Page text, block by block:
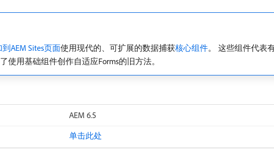
AEM Sites页面使用现代的、可扩展的数据捕获核心组件。 这些组件代表
用基础组件创作自适应Forms的旧方法。
AEM 6.5
单击此处